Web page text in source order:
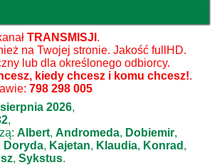
TRANSMISJI .
na Twojej stronie. Jakość fullHD.
lub dla określonego odbiorcy.
kiedy chcesz i komu chcesz!.
798 298 005
2026,
,
Albert, Andromeda, Dobiemir,
Doryda, Kajetan, Klaudia, Konrad ,
, Sykstus.